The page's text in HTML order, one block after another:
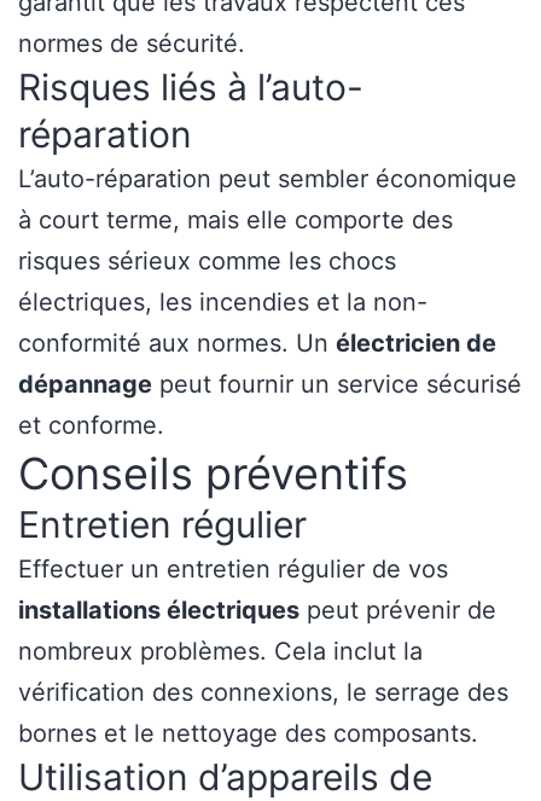
normes de sécurité.
Risques liés à l’auto-
réparation
L’auto-réparation peut sembler économique
à court terme, mais elle comporte des
risques sérieux comme les chocs
électriques, les incendies et la non-
conformité aux normes. Un électricien de
dépannage peut fournir un service sécurisé
et conforme.
Conseils préventifs
Entretien régulier
Effectuer un entretien régulier de vos
installations électriques peut prévenir de
nombreux problèmes. Cela inclut la
vérification des connexions, le serrage des
bornes et le nettoyage des composants.
Utilisation d’appareils de